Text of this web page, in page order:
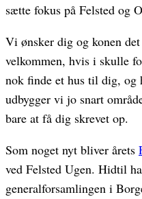
sætte fokus på Felsted og
Vi ønsker dig og konen
velkommen, hvis i skulle
nok finde et hus til dig, og
udbygger vi jo snart
bare at få dig skrevet op.
Som noget nyt bliver årets
ved Felsted Ugen. Hidtil
generalforsamlingen i